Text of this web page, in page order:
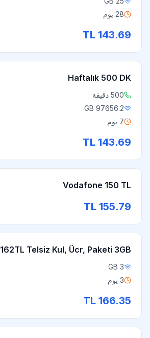
28 يوم
143.69
Haftalık 500 DK
500 دقيقة
97656.2 GB
7 يوم
143.69
Vodafone 150 TL
155.79
162TL Telsiz Kul, Ücr, Paketi 3GB
3 GB
3 يوم
166.35